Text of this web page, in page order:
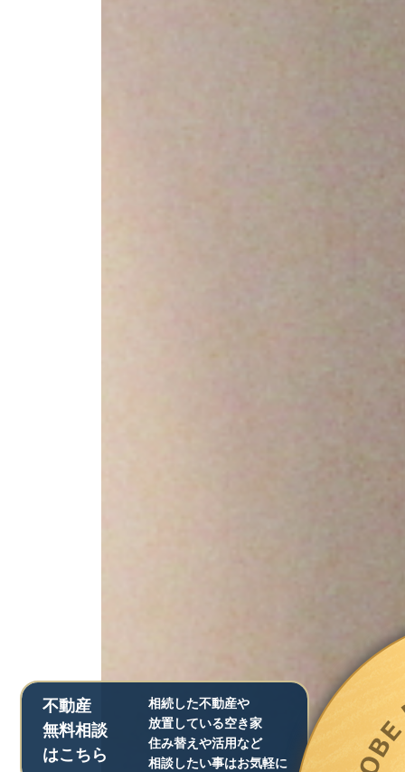
不動産
無料相談
はこちら
相続した不動産や
放置している空き家
住み替えや活用など
相談したい事はお気軽に